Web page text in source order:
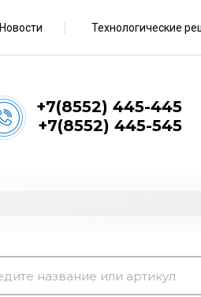
Новости Технологические
+7(8552) 445-445
+7(8552) 445-545